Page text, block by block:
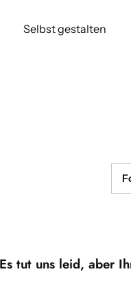
Selbst gestalten
Es tut uns leid, aber